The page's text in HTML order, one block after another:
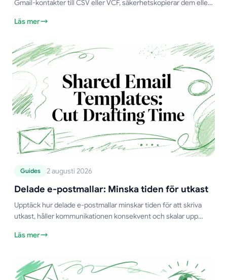
Gmail-kontakter till CSV eller VCF, säkerhetskopierar dem eller
för 2026
Läs mer
Guides 2 augusti 2026
Delade e-postmallar: Minska tiden för utkast
Upptäck hur delade e-postmallar minskar tiden för att skriva
utkast, håller kommunikationen konsekvent och skalar upp
Läs mer